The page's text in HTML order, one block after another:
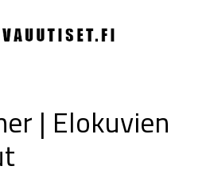
| Elokuvien